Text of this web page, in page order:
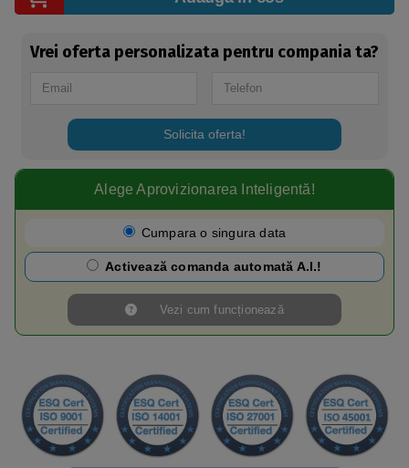
Vrei oferta personalizata pentru compania ta?
Solicita oferta!
Alege Aprovizionarea Inteligentă!​
Cumpara o singura data
Activează comanda automată A.I.!
Vezi cum funcționează